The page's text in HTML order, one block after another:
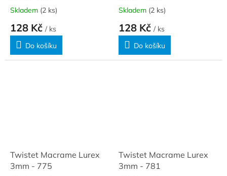
Skladem (2 ks)
128 Kč / ks
Do košíku
Skladem (2 ks)
128 Kč / ks
Do košíku
Twistet Macrame Lurex
3mm - 775
Twistet Macrame Lurex
3mm - 781